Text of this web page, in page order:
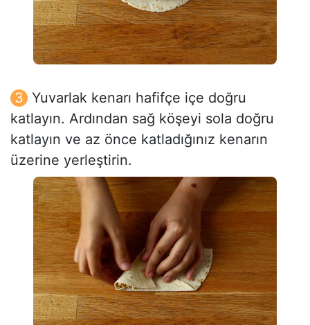
Yuvarlak kenarı hafifçe içe doğru
katlayın. Ardından sağ köşeyi sola doğru
katlayın ve az önce katladığınız kenarın
üzerine yerleştirin.